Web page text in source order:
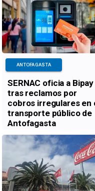
SERNAC oficia a Bipay
tras reclamos por
cobros irregulares en
transporte público de
Antofagasta
ANTOFAGASTA